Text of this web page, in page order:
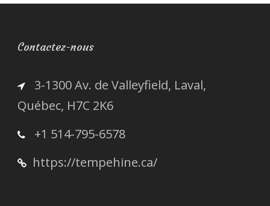
Contactez-nous
3-1300 Av. de Valleyfield, Laval,
Québec, H7C 2K6
+1 514-795-6578
https://tempehine.ca/